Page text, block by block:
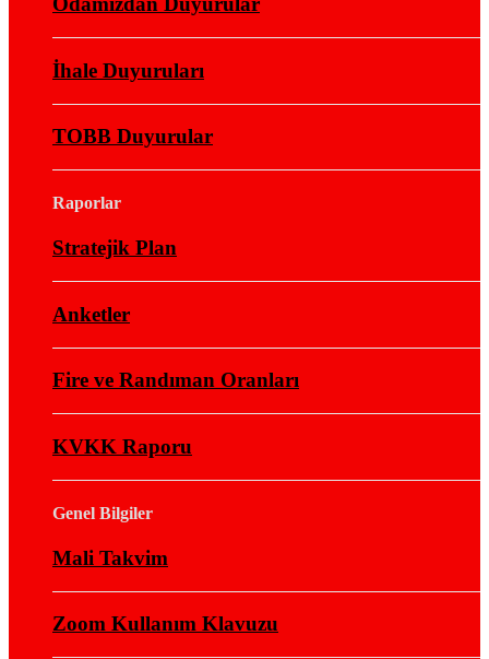
İhale Duyuruları
TOBB Duyurular
Raporlar
Stratejik Plan
Anketler
Fire ve Randıman Oranları
KVKK Raporu
Genel Bilgiler
Mali Takvim
Zoom Kullanım Klavuzu